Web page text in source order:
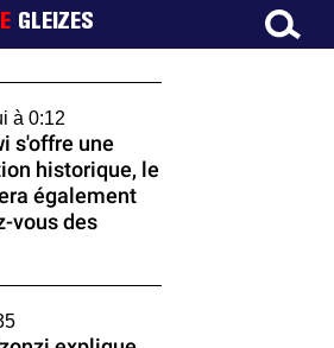
GLEIZES
à 0:12
s'offre une
historique, le
également
vous des